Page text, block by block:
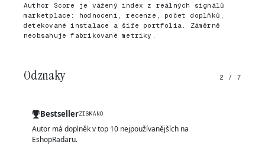
Author Score je vážený index z reálných signálů
marketplace: hodnocení, recenze, počet doplňků,
detekované instalace a šíře portfolia. Záměrně
neobsahuje fabrikované metriky.
Odznaky 2 / 7
BestsellerZÍSKÁNO
Autor má doplněk v top 10 nejpoužívanějších na
EshopRadaru.